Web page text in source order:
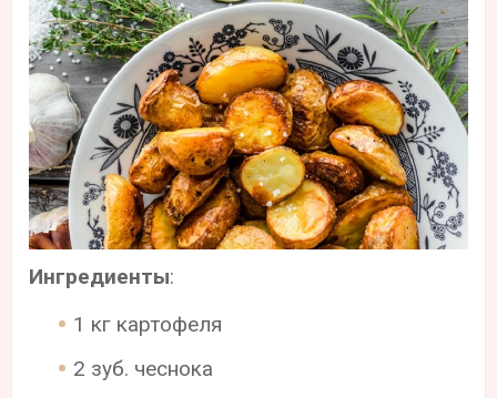
Ингредиенты:
1 кг картофеля
2 зуб. чеснока